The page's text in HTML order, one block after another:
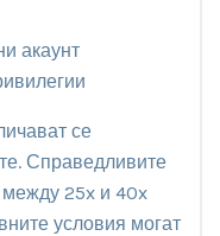
акаунт
се
Справедливите
25x и 40x
условия могат